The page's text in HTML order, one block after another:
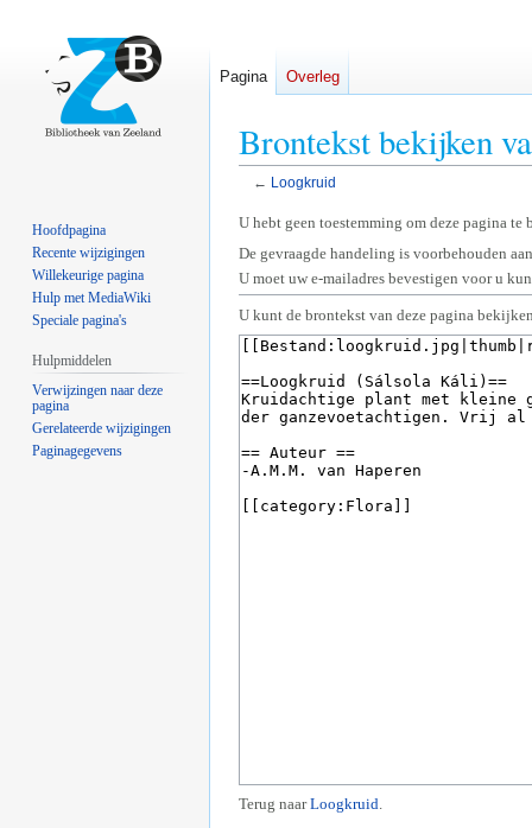
Brontekst bekijken
← Loogkruid
Naar
navigatie
springen
Naar
zoeken
springen
U hebt geen toestemming om deze pagina te
De gevraagde handeling is voorbehouden
U moet uw e-mailadres bevestigen voor u
U kunt de brontekst van deze pagina
Terug naarLoogkruid.
Pagina Overleg
Hoofdpagina
Recente wijzigingen
Willekeurige pagina
Hulp met MediaWiki
Speciale pagina's
Hulpmiddelen
Verwijzingen naar deze
pagina
Gerelateerde wijzigingen
Paginagegevens